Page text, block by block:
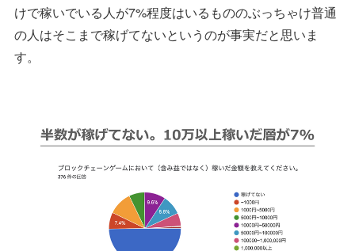
けで稼いでいる人が7%程度はいるもののぶっちゃけ普通
の人はそこまで稼げてないというのが事実だと思いま
す。